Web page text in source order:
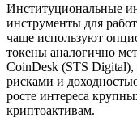
Институциональные
инструменты для
чаще используют
токены аналогично
CoinDesk (STS Digital),
рисками и
росте интереса
криптоактивам.